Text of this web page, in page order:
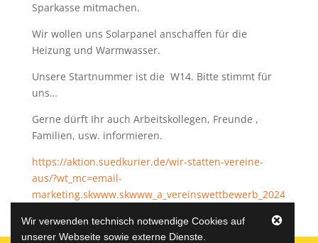
Sparkasse mitmachen.
Wir wollen uns Solarpanel anschaffen für die
Heizung und Warmwasser.
Unsere Startnummer ist die W14. Bitte stimmt für
uns…
Gerne dürft Ihr auch Arbeitskollegen, Freunde ,
Familien, usw. informieren.
https://aktion.suedkurier.de/wir-statten-vereine-
aus/?wt_mc=email-
marketing.skwww.skwww_a_vereinswettbewerb_2024
Wir verwenden technisch notwendige Cookies auf
unserer Webseite sowie externe Dienste.